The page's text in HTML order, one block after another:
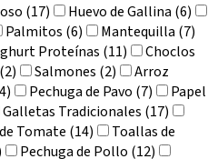
(17)
Huevo de Gallina (6)
Palmitos (6)
Mantequilla (7)
Proteínas (11)
Choclos
Salmones (2)
Arroz
Pechuga de Pavo (7)
Papel
Galletas Tradicionales (17)
Tomate (14)
Toallas de
Pechuga de Pollo (12)